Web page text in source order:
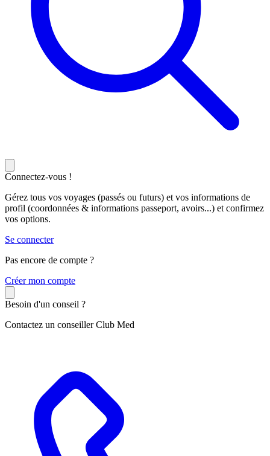
Connectez-vous !
Gérez tous vos voyages (passés ou futurs) et vos informations de
profil (coordonnées & informations passeport, avoirs...) et confirmez
vos options.
Se connecter
Pas encore de compte ?
Créer mon compte
Besoin d'un conseil ?
Contactez un conseiller Club Med